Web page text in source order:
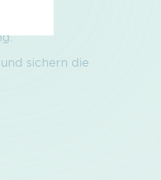
sichern die